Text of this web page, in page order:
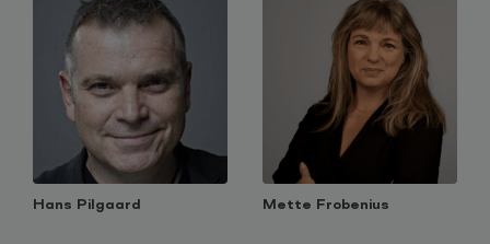
Hans Pilgaard Mette Frobenius